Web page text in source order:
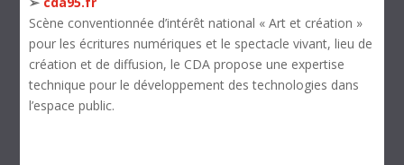
Scène conventionnée d’intérêt national « Art et création »
pour les écritures numériques et le spectacle vivant, lieu de
création et de diffusion, le CDA propose une expertise
technique pour le développement des technologies dans
l’espace public.